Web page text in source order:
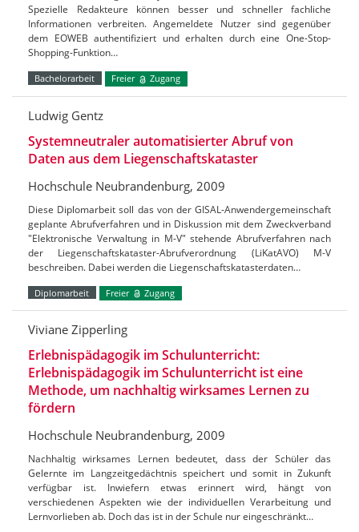
Spezielle Redakteure können besser und schneller fachliche
Informationen verbreiten. Angemeldete Nutzer sind gegenüber
dem EOWEB authentifiziert und erhalten durch eine One-Stop-
Shopping-Funktion…
Bachelorarbeit Freier Zugang
Ludwig Gentz
Systemneutraler automatisierter Abruf von
Daten aus dem Liegenschaftskataster
Hochschule Neubrandenburg, 2009
Diese Diplomarbeit soll das von der GISAL-Anwendergemeinschaft
geplante Abrufverfahren und in Diskussion mit dem Zweckverband
"Elektronische Verwaltung in M-V" stehende Abrufverfahren nach
der Liegenschaftskataster-Abrufverordnung (LiKatAVO) M-V
beschreiben. Dabei werden die Liegenschaftskatasterdaten…
Diplomarbeit Freier Zugang
Viviane Zipperling
Erlebnispädagogik im Schulunterricht:
Erlebnispädagogik im Schulunterricht ist eine
Methode, um nachhaltig wirksames Lernen zu
fördern
Hochschule Neubrandenburg, 2009
Nachhaltig wirksames Lernen bedeutet, dass der Schüler das
Gelernte im Langzeitgedächtnis speichert und somit in Zukunft
verfügbar ist. Inwiefern etwas erinnert wird, hängt von
verschiedenen Aspekten wie der individuellen Verarbeitung und
Lernvorlieben ab. Doch das ist in der Schule nur eingeschränkt…